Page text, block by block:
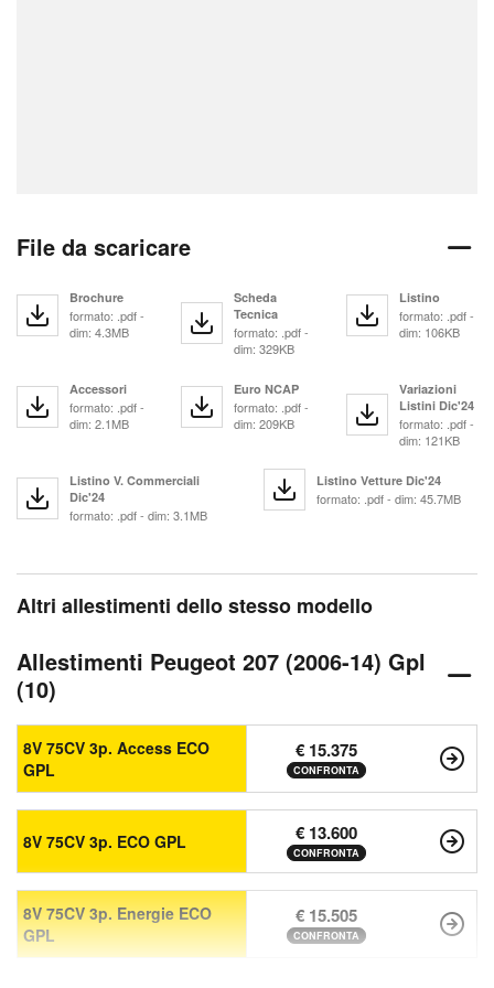
File da scaricare
Brochure
formato: .pdf -
dim: 4.3MB
Scheda
Tecnica
formato: .pdf -
dim: 329KB
Listino
formato: .pdf -
dim: 106KB
Accessori
formato: .pdf -
dim: 2.1MB
Euro NCAP
formato: .pdf -
dim: 209KB
Variazioni
Listini Dic'24
formato: .pdf -
dim: 121KB
Listino V. Commerciali
Dic'24
formato: .pdf - dim: 3.1MB
Listino Vetture Dic'24
formato: .pdf - dim: 45.7MB
Altri allestimenti dello stesso modello
Allestimenti Peugeot 207 (2006-14) Gpl
(10)
8V 75CV 3p. Access ECO
GPL
€ 15.375
CONFRONTA
8V 75CV 3p. ECO GPL € 13.600
CONFRONTA
8V 75CV 3p. Energie ECO
GPL
€ 15.505
CONFRONTA